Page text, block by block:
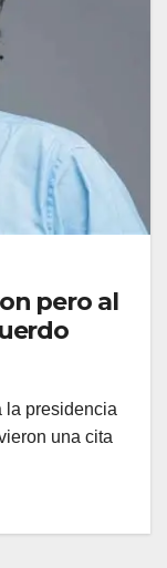
pero al
la presidencia
una cita